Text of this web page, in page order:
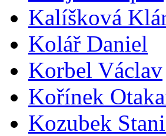
Kalíšková
Kolář Daniel
Korbel Václav
Kořínek
Kozubek